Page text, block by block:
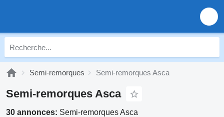
Semi-remorques Semi-remorques Asca
Semi-remorques Asca
30 annonces: Semi-remorques Asca